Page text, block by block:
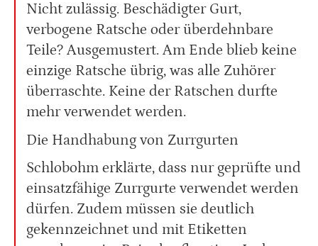
Nicht zulässig. Beschädigter Gurt,
verbogene Ratsche oder überdehnbare
Teile? Ausgemustert. Am Ende blieb keine
einzige Ratsche übrig, was alle Zuhörer
überraschte. Keine der Ratschen durfte
mehr verwendet werden.
Die Handhabung von Zurrgurten
Schlobohm erklärte, dass nur geprüfte und
einsatzfähige Zurrgurte verwendet werden
dürfen. Zudem müssen sie deutlich
gekennzeichnet und mit Etiketten